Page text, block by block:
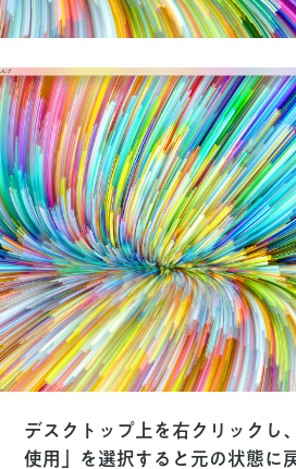
デスクトップ上を右クリックし
使用」を選択すると元の状態に